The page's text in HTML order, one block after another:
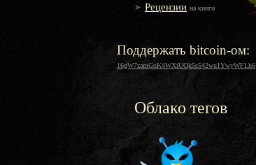
Рецензии на книги
Поддержать bitcoin-ом:
16gW7zamGuK4WXiUQk5s542wu1YwyWFLh6
Облако тегов